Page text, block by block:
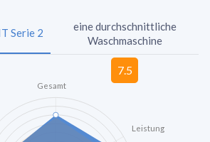
Serie 2
eine durchschnittliche
Waschmaschine
Gesamt
Leistung